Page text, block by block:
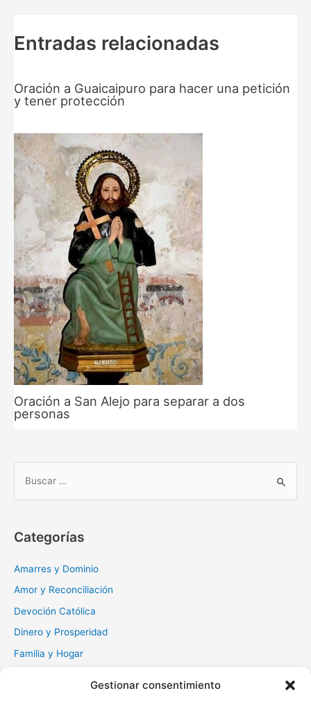
Gestionar consentimiento
Entradas relacionadas
Oración a Guaicaipuro para hacer una petición
y tener protección
Oración a San Alejo para separar a dos
personas
a
r
Categorías
Amarres y Dominio
Amor y Reconciliación
Devoción Católica
Dinero y Prosperidad
Familia y Hogar